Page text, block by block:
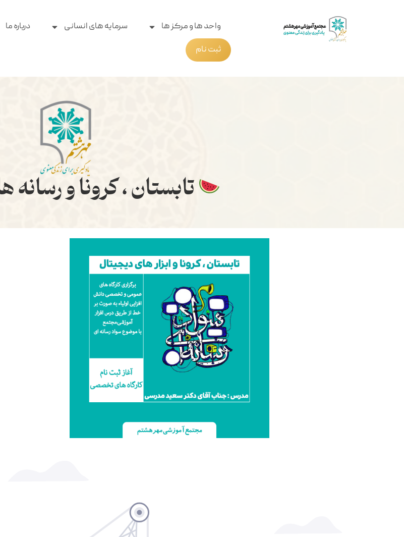
واحد ها و مرکز ها سرمایه های انسانی درباره ما
ثبت نام
تابستان ، کرونا و